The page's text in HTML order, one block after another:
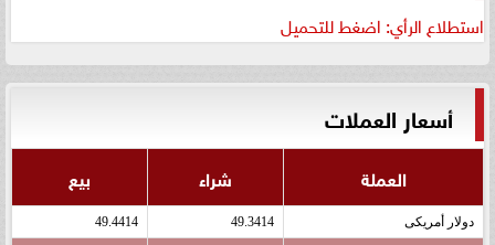
استطلاع الرأي: اضغط للتحميل
أسعار العملات
العملة شراء بيع
دولار أمريكى 49.3414
49.4414